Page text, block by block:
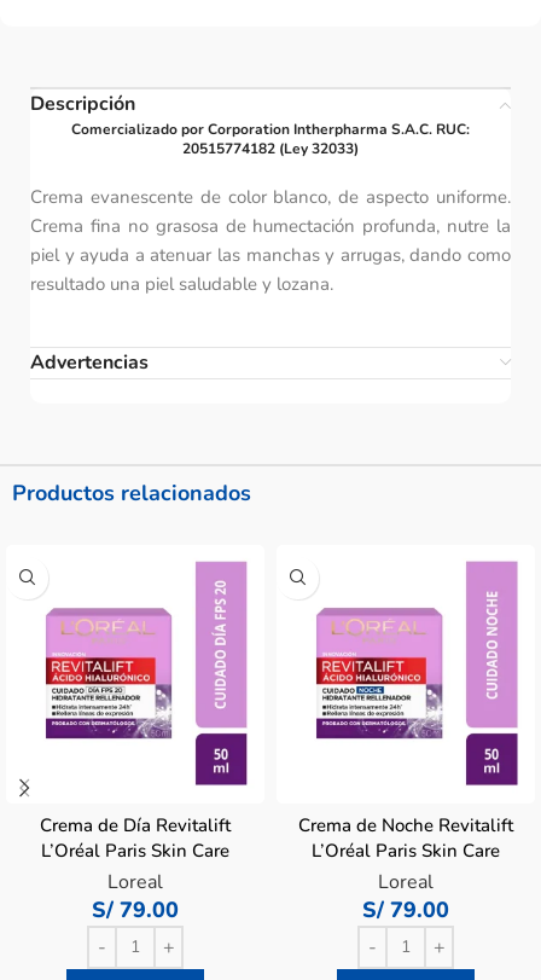
Descripción
Comercializado por Corporation Intherpharma S.A.C. RUC:
20515774182 (Ley 32033)
Crema evanescente de color blanco, de aspecto uniforme.
Crema fina no grasosa de humectación profunda, nutre la
piel y ayuda a atenuar las manchas y arrugas, dando como
resultado una piel saludable y lozana.
Advertencias
Productos relacionados
Crema de Día Revitalift
L’Oréal Paris Skin Care
Ácido Hialurónico – Pote
50 ML
Loreal
S/ 79.00
Crema de Noche Revitalift
L’Oréal Paris Skin Care
Ácido Hialurónico – Pote
50 ML
Loreal
S/ 79.00